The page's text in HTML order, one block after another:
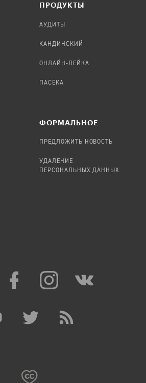
ПРОДУКТЫ
АУДИТЫ
КАНДИНСКИЙ
ОНЛАЙН-ЛЕЙКА
ПАСЕКА
ФОРМАЛЬНОЕ
ПРЕДЛОЖИТЬ НОВОСТЬ
УДАЛЕНИЕ
ПЕРСОНАЛЬНЫХ ДАННЫХ